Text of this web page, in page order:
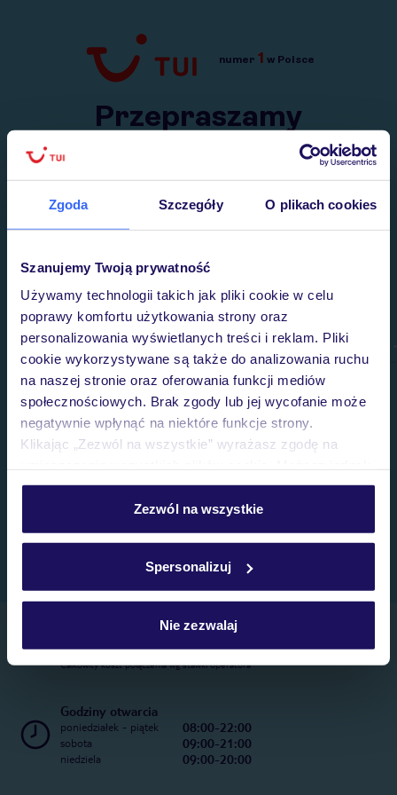
Zgoda Szczegóły O plikach cookies
Szanujemy Twoją prywatność
Używamy technologii takich jak pliki cookie w celu
poprawy komfortu użytkowania strony oraz
personalizowania wyświetlanych treści i reklam. Pliki
cookie wykorzystywane są także do analizowania ruchu
na naszej stronie oraz oferowania funkcji mediów
społecznościowych. Brak zgody lub jej wycofanie może
negatywnie wpłynąć na niektóre funkcje strony.
Klikając „Zezwól na wszystkie” wyrażasz zgodę na
personalizować swój wybór wchodząc w zakładkę
Szczegółowe informacje o plikach cookie znajdziesz
Zezwól na wszystkie
Spersonalizuj
Nie zezwalaj
Przejdź do TUI.pl
numer 1 w Polsce
Przepraszamy
Wysłaliśmy nasz serwis na krótkie wakacje.
Telefoniczne Centrum Rezerwacji
22 270 31 20
Całkowity koszt połączenia wg stawki operatora
Godziny otwarcia
poniedziałek - piątek 08:00-22:00
sobota 09:00-21:00
niedziela 09:00-20:00